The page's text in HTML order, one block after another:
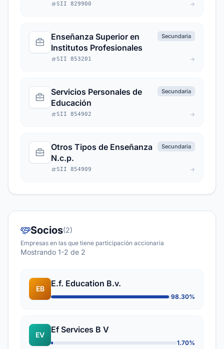
SII 829900
Enseñanza Superior en
Institutos Profesionales
Secundaria
SII 853201
Servicios Personales de
Educación
Secundaria
SII 854902
Otros Tipos de Enseñanza
N.c.p.
Secundaria
SII 854909
Socios(2)
Empresas en las que tiene participación accionaria
Mostrando 1-2 de 2
EB
E.f. Education B.v.
98.30%
EV
Ef Services B V
1.70%